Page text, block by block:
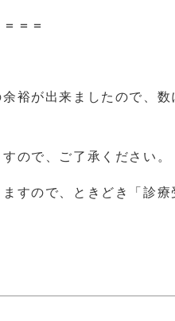
＝＝
裕が出来ましたので、
ので、ご了承ください。
すので、ときどき「診療